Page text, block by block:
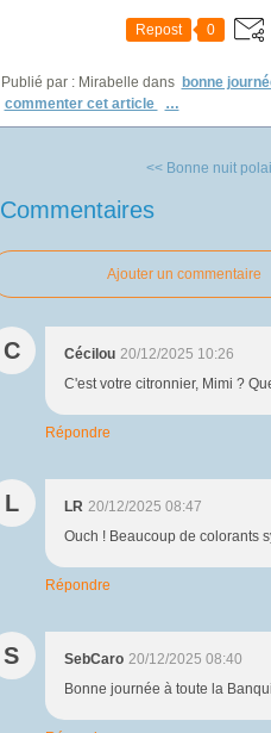
Repost 0
Publié par : Mirabelle dans bonne
commenter cet article
…
<< Bonne nuit
Commentaires
Ajouter un commentaire
C Cécilou 20/12/2025 10:26
C'est votre citronnier, Mimi ?
Répondre
L LR 20/12/2025 08:47
Ouch ! Beaucoup de colorants
Répondre
S SebCaro 20/12/2025 08:40
Bonne journée à toute la